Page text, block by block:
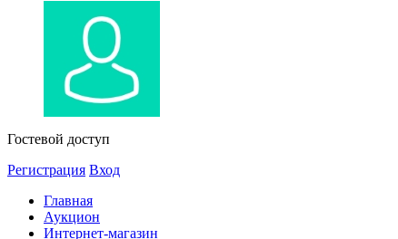
Гостевой доступ
Регистрация Вход
Главная
Аукцион
Интернет-магазин